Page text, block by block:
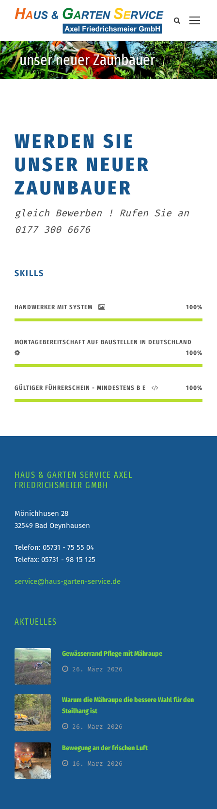
unser neuer Zaunbauer
WERDEN SIE
UNSER NEUER
ZAUNBAUER
gleich Bewerben ! Rufen Sie an
0177 300 6676
SKILLS
HANDWERKER MIT SYSTEM 100%
MONTAGEBEREITSCHAFT AUF BAUSTELLEN IN DEUTSCHLAND
100%
GÜLTIGER FÜHRERSCHEIN - MINDESTENS B E 100%
HAUS & GARTEN SERVICE AXEL
FRIEDRICHSMEIER GMBH
Mönichhusen 28
32549 Bad Oeynhausen
Telefon: 05731 - 75 55 04
Telefax: 05731 - 98 15 125
service@haus-garten-service.de
AKTUELLES
Gewässerrand Pflege mit Mähraupe
26. März 2026
Warum die Mähraupe die bessere Wahl für den
Steilhang ist
26. März 2026
Bewegung an der frischen Luft
16. März 2026